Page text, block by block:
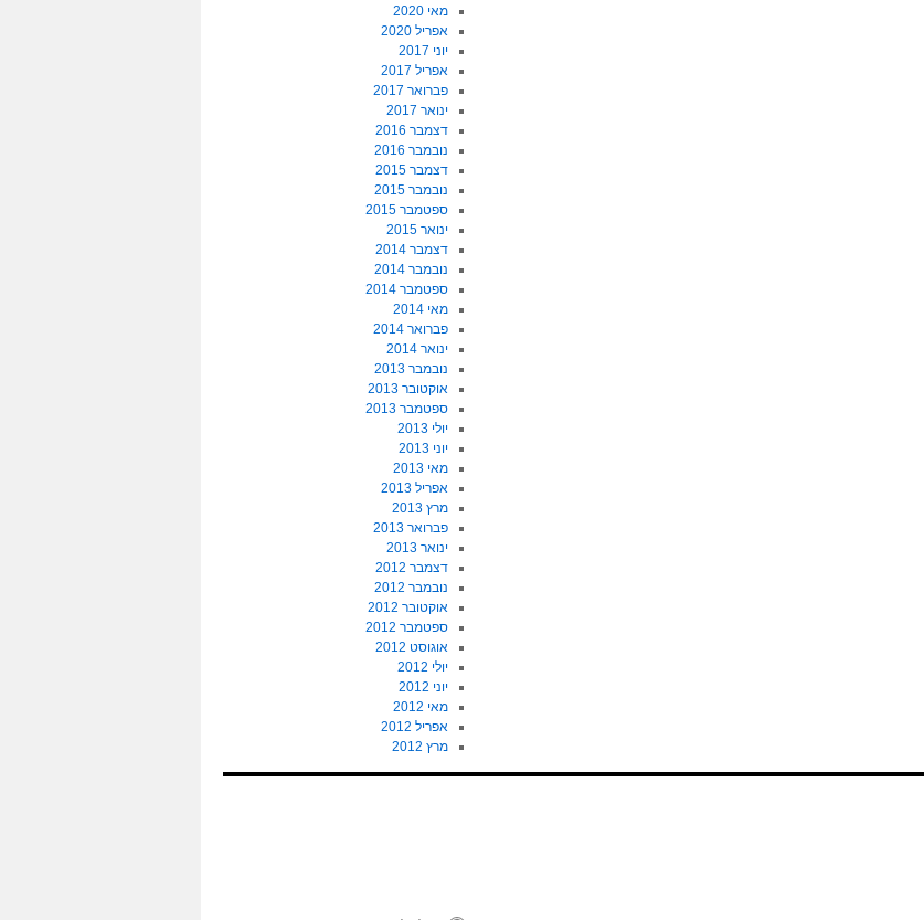
מאי 2020
אפריל 2020
יוני 2017
אפריל 2017
פברואר 2017
ינואר 2017
דצמבר 2016
נובמבר 2016
דצמבר 2015
נובמבר 2015
ספטמבר 2015
ינואר 2015
דצמבר 2014
נובמבר 2014
ספטמבר 2014
מאי 2014
פברואר 2014
ינואר 2014
נובמבר 2013
אוקטובר 2013
ספטמבר 2013
יולי 2013
יוני 2013
מאי 2013
אפריל 2013
מרץ 2013
פברואר 2013
ינואר 2013
דצמבר 2012
נובמבר 2012
אוקטובר 2012
ספטמבר 2012
אוגוסט 2012
יולי 2012
יוני 2012
מאי 2012
אפריל 2012
מרץ 2012